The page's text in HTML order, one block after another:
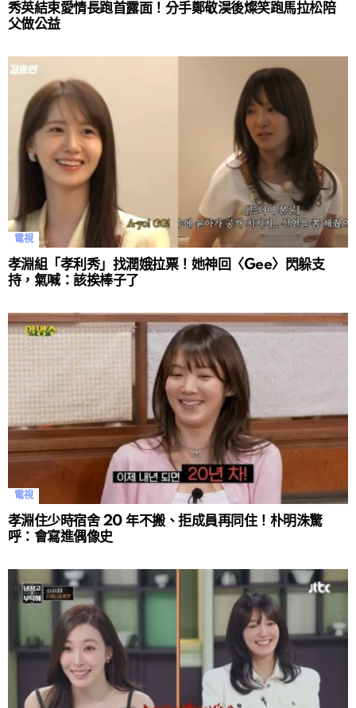
秀英結束愛情長跑首露面！分手鄭敬淏後燦笑跑馬拉松陪
父做公益
電視
孝淵組「孝利秀」找潤娥拉票！她神回〈Gee〉閃躲支
持，氣喊：該挨棒子了
電視
孝淵住少時宿舍 20 年不搬、拒成員再同住！朴明洙驚
呼：會寫進偶像史